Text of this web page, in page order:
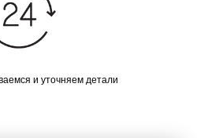
и уточняем детали